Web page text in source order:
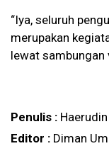
“Iya, seluruh
merupakan
lewat sambungan
Penulis :
Editor : Diman